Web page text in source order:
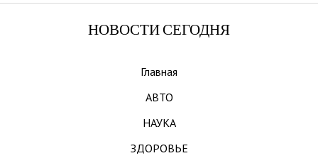
НОВОСТИ СЕГОДНЯ
Главная
АВТО
НАУКА
ЗДОРОВЬЕ